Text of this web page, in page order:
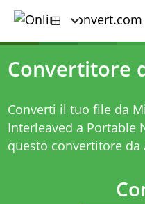
Convertitore
Converti il tuo file da
Interleaved a Portable
questo convertitore da